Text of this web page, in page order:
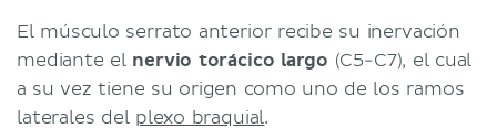
El músculo serrato anterior recibe su inervación
mediante el nervio torácico largo (C5-C7), el cual
a su vez tiene su origen como uno de los ramos
laterales del plexo braquial.